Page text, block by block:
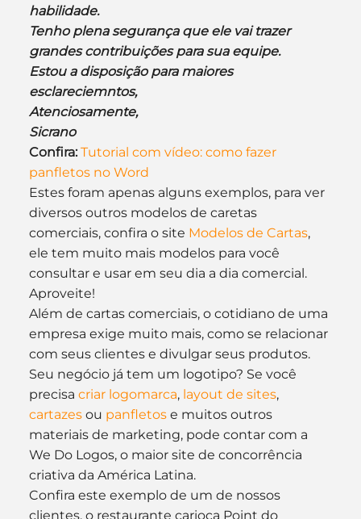
habilidade.
Tenho plena segurança que ele vai trazer
grandes contribuições para sua equipe.
Estou a disposição para maiores
esclareciemntos,
Atenciosamente,
Sicrano
Confira: Tutorial com vídeo: como fazer
panfletos no Word
Estes foram apenas alguns exemplos, para ver
diversos outros modelos de caretas
comerciais, confira o site Modelos de Cartas,
ele tem muito mais modelos para você
consultar e usar em seu dia a dia comercial.
Aproveite!
Além de cartas comerciais, o cotidiano de uma
empresa exige muito mais, como se relacionar
com seus clientes e divulgar seus produtos.
Seu negócio já tem um logotipo? Se você
precisa criar logomarca, layout de sites,
cartazes ou panfletos e muitos outros
materiais de marketing, pode contar com a
We Do Logos, o maior site de concorrência
criativa da América Latina.
Confira este exemplo de um de nossos
clientes, o restaurante carioca Point do